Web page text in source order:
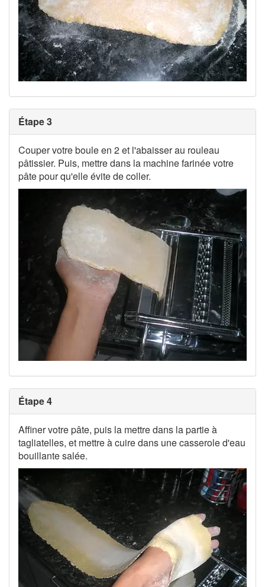
Étape 3
Couper votre boule en 2 et l'abaisser au rouleau
pâtissier. Puis, mettre dans la machine farinée votre
pâte pour qu'elle évite de coller.
Étape 4
Affiner votre pâte, puis la mettre dans la partie à
tagliatelles, et mettre à cuire dans une casserole d'eau
bouillante salée.